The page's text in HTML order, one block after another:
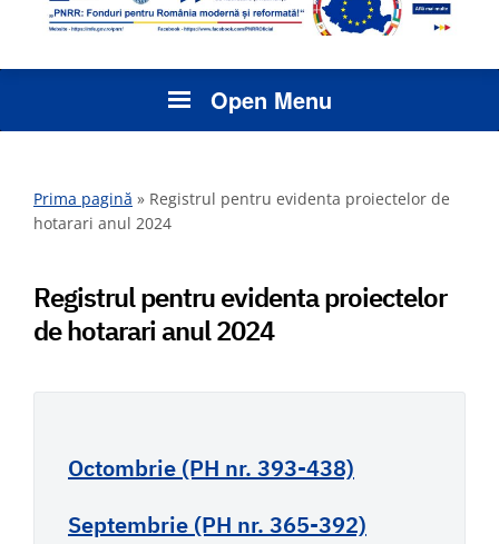
Open Menu
Prima pagină » Registrul pentru evidenta proiectelor de
hotarari anul 2024
Registrul pentru evidenta proiectelor
de hotarari anul 2024
Octombrie (PH nr. 393-438)
Septembrie (PH nr. 365-392)